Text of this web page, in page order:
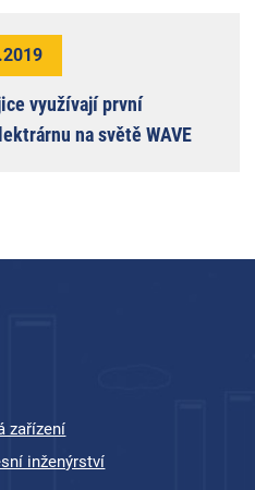
využívají první
na světě WAVE
zařízení
inženýrství